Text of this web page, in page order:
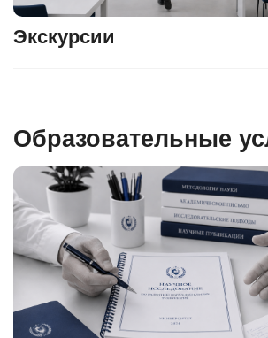
Экскурсии
Образовательные